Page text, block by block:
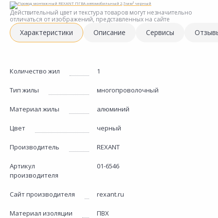
Недавно просмотренные
товары
Действительный цвет и текстура товаров могут незначительно
отличаться от изображений, представленных на сайте
Характеристики Описание Сервисы
Количество жил 1
Тип жилы многопроволочный
Материал жилы алюминий
Цвет черный
Производитель REXANT
Артикул
производителя
01-6546
Сайт производителя rexant.ru
Материал изоляции ПВХ